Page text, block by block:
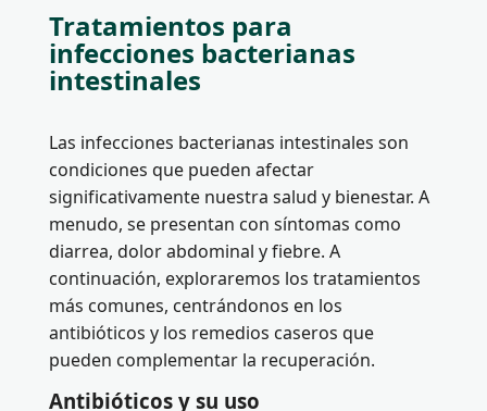
Tratamientos para
infecciones bacterianas
intestinales
Las infecciones bacterianas intestinales son
condiciones que pueden afectar
significativamente nuestra salud y bienestar. A
menudo, se presentan con síntomas como
diarrea, dolor abdominal y fiebre. A
continuación, exploraremos los tratamientos
más comunes, centrándonos en los
antibióticos y los remedios caseros que
pueden complementar la recuperación.
Antibióticos y su uso